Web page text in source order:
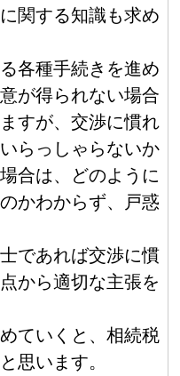
関する知識も求め
各種手続きを進め
が得られない場合
すが、交渉に慣れ
らっしゃらないか
合は、どのように
かわからず、戸惑
であれば交渉に慣
から適切な主張を
ていくと、相続税
思います。